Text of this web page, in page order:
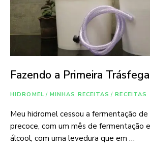
Fazendo a Primeira Trásfega
HIDROMEL / MINHAS RECEITAS / RECEITAS
Meu hidromel cessou a fermentação
precoce, com um mês de fermentação
álcool, com uma levedura que em …